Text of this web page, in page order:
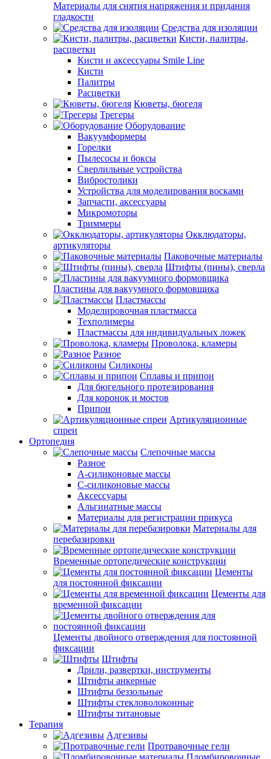
Материалы для снятия напряжения и придания
гладкости
Средства для изоляции
Кисти, палитры,
расцветки
Кисти и аксессуары Smile Line
Кисти
Палитры
Расцветки
Кюветы, бюгеля
Трегеры
Оборудование
Вакуумформеры
Горелки
Пылесосы и боксы
Сверлильные устройства
Вибростолики
Устройства для моделирования восками
Запчасти, аксессуары
Микромоторы
Триммеры
Окклюдаторы,
артикуляторы
Паковочные материалы
Штифты (пины), сверла
Пластины для вакуумного формовщика
Пластмассы
Моделировочная пластмасса
Техполимеры
Пластмассы для индивидуальных ложек
Проволока, кламеры
Разное
Силиконы
Сплавы и припои
Для бюгельного протезирования
Для коронок и мостов
Припои
Артикуляционные
спреи
Ортопедия
Слепочные массы
Разное
А-силиконовые массы
С-силиконовые массы
Аксессуары
Альгинатные массы
Материалы для регистрации прикуса
Материалы для
перебазировки
Временные ортопедические конструкции
Цементы
для постоянной фиксации
Цементы для
временной фиксации
Цементы двойного отверждения для постоянной
фиксации
Штифты
Дрили, развертки, инструменты
Штифты анкерные
Штифты беззольные
Штифты стекловолоконные
Штифты титановые
Терапия
Адгезивы
Протравочные гели
Пломбировочные